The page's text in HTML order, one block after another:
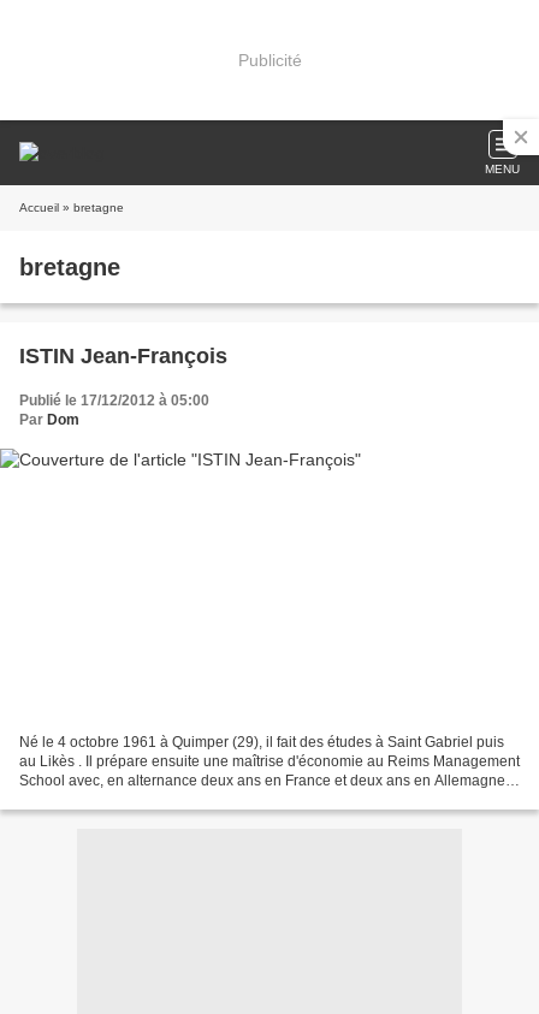
Publicité
MENU
Accueil » bretagne
bretagne
ISTIN Jean-François
Publié le 17/12/2012 à 05:00
Par Dom
Né le 4 octobre 1961 à Quimper (29), il fait des études à Saint Gabriel puis
au Likès . Il prépare ensuite une maîtrise d'économie au Reims Management
School avec, en alternance deux ans en France et deux ans en Allemagne.